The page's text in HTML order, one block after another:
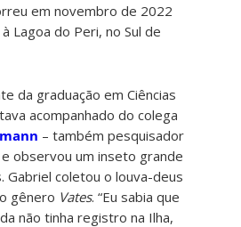
em novembro de 2022
Lagoa do Peri, no Sul de
da graduação em Ciências
acompanhado do colega
– também pesquisador
observou um inseto grande
Gabriel coletou o louva-deus
gênero Vates. “Eu sabia que
não tinha registro na Ilha,